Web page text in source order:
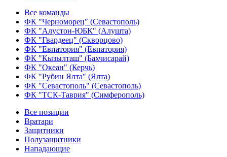
Все команды
ФК "Черноморец" (Севастополь)
ФК "Алустон-ЮБК" (Алушта)
ФК "Гвардеец" (Скворцово)
ФК "Евпатория" (Евпатория)
ФК "Кызылташ" (Бахчисарай)
ФК "Океан" (Керчь)
ФК "Рубин Ялта" (Ялта)
ФК "Севастополь" (Севастополь)
ФК "ТСК-Таврия" (Симферополь)
Все позиции
Вратари
Защитники
Полузащитники
Нападающие